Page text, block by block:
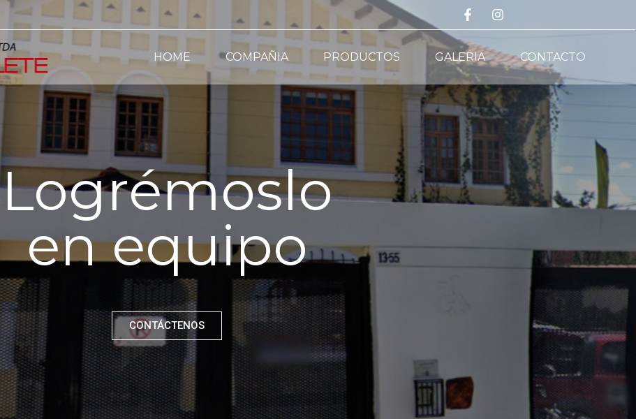
HOME COMPAÑIA PRODUCTOS GALERIA CONTACTO
Logrémoslo
en equipo
CONTÁCTENOS